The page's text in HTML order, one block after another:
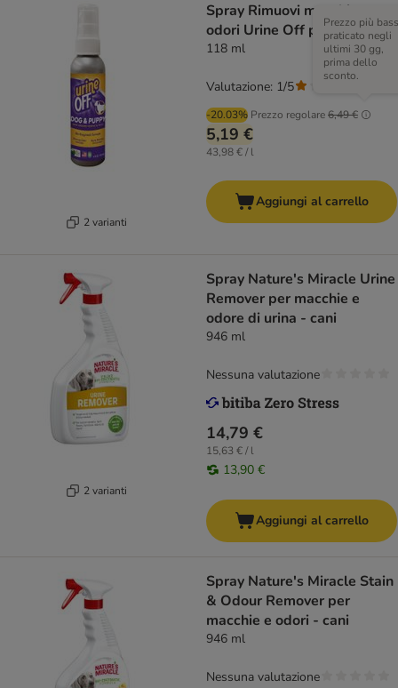
2 varianti
Spray Rimuovi macchie e
odori Urine Off per cani
118 ml
-20.03% Prezzo regolare6,49 €
Prezzo più
praticato negli
ultimi 30 gg,
prima dello
sconto.
5,19 €
43,98 € / l
Valutazione: 1/5
Aggiungi al carrello
2 varianti
Spray Nature's Miracle Urine
Remover per macchie e
odore di urina - cani
946 ml
14,79 €
15,63 € / l
13,90 €
Nessuna valutazione
Aggiungi al carrello
Spray Nature's Miracle Stain
& Odour Remover per
macchie e odori - cani
946 ml
Nessuna valutazione